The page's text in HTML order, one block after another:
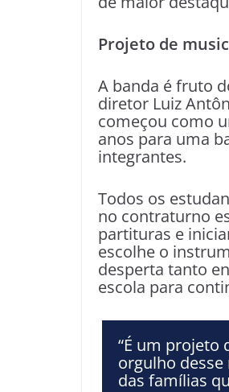
Projeto de
A banda é fruto
diretor Luiz
começou como
anos para uma
integrantes.
Todos os
no contraturno
partituras e
escolhe o
desperta tanto
escola para
“É um projeto
orgulho
das famílias